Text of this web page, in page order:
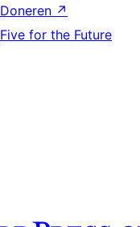
Doneren ↗
Five for the Future